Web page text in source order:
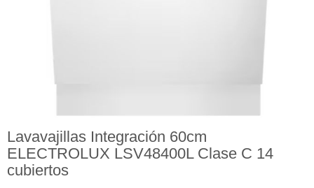
Lavavajillas Integración 60cm
ELECTROLUX LSV48400L Clase C 14
cubiertos